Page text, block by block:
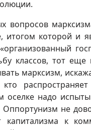
вопросов
которой и
классов, тот
марксизм,
оселке надо
не
капитализма к